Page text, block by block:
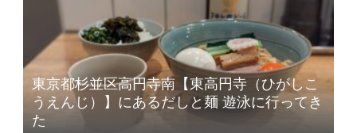
東京都杉並区高円寺南【東高円寺（ひがしこ
うえんじ）】にあるだしと麺 遊泳に行ってき
た